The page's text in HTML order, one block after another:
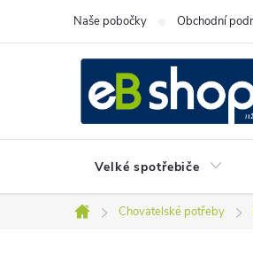
Naše pobočky Obchodní
Velké spotřebiče
Domů
Chovatelské potřeby